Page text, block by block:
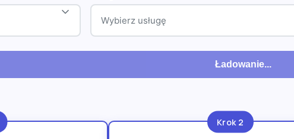
Wybierz usługę
Ładowanie...
Krok 2